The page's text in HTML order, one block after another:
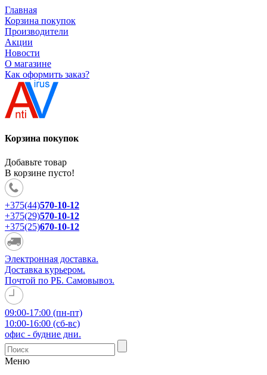
Главная
Корзина покупок
Производители
Акции
Новости
О магазине
Как оформить заказ?
Корзина покупок
Добавьте товар
В корзине пусто!
+375(44)570-10-12
+375(29)570-10-12
+375(25)670-10-12
Электронная доставка.
Доставка курьером.
Почтой по РБ. Самовывоз.
09:00-17:00 (пн-пт)
10:00-16:00 (сб-вс)
офис - будние дни.
Меню